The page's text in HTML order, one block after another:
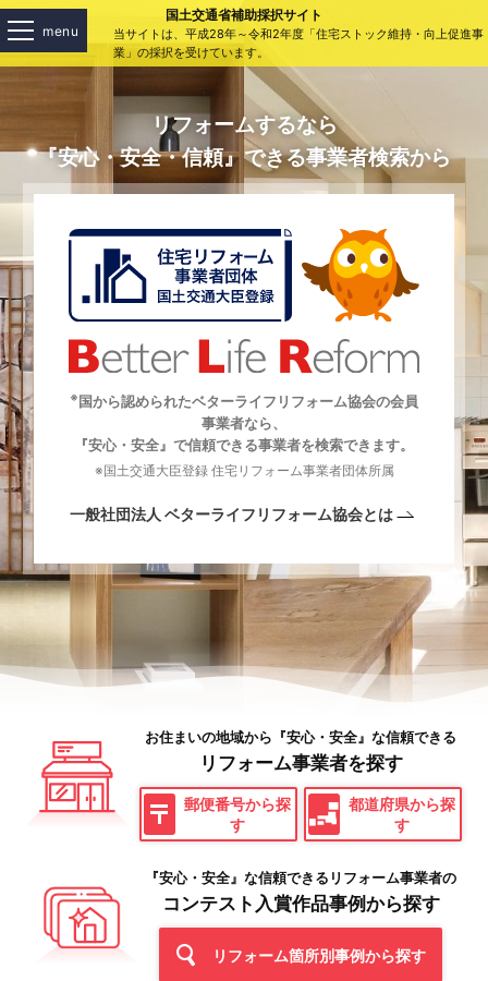
menu
国土交通省補助採択サイト
当サイトは、平成28年～令和2年度「住宅ストック維持・向上促進事
業」の採択を受けています。
リフォームするなら
『安心・安全・信頼』できる事業者検索から
※国から認められたベターライフリフォーム協会の会員
事業者なら、
『安心・安全』で信頼できる事業者を検索できます。
※国土交通大臣登録 住宅リフォーム事業者団体所属
一般社団法人 ベターライフリフォーム協会とは
お住まいの地域から『安心・安全』な信頼できる
リフォーム事業者を探す
郵便番号から探
す
都道府県から探
す
『安心・安全』な信頼できるリフォーム事業者の
コンテスト入賞作品事例から探す
リフォーム箇所別事例から探す